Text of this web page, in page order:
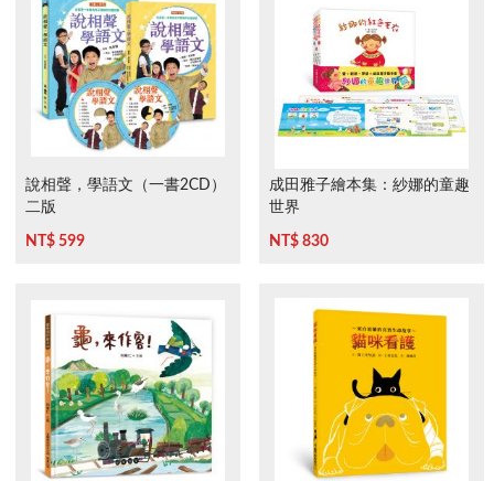
說相聲，學語文（一書2CD）
二版
NT$ 599
成田雅子繪本集：紗娜的童趣
世界
NT$ 830